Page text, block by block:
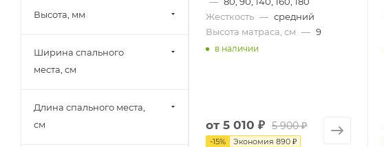
Жесткость — средний
Высота матраса, см — 9
в наличии
от 5 010 ₽ 5 900 ₽
-15% Экономия 890 ₽
Высота, мм
Ширина спального
места, см
Длина спального места,
см